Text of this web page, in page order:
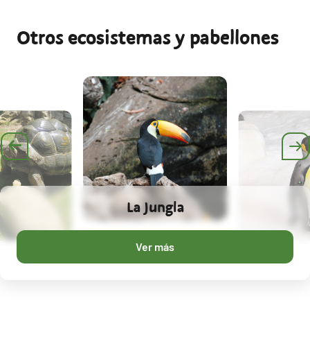
Otros ecosistemas y pabellones
La Jungla
Ver más